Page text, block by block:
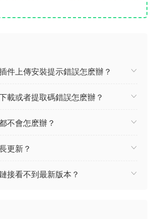
件上傳安裝提示錯誤怎麽辦？
載或者提取碼錯誤怎麽辦？
不會怎麽辦？
更新？
接看不到最新版本？